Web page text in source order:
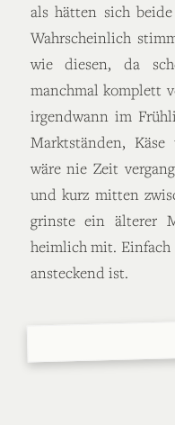
als hätten sich
Wahrscheinlich
wie diesen, da
manchmal komplett
irgendwann im
Marktständen,
wäre nie Zeit
und kurz mitten
grinste ein älterer
heimlich mit.
ansteckend ist.